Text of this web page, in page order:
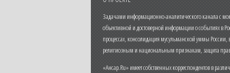
Задачами информационно-аналитического канала с
объективной и достоверной информации о событиях в
процессах, консолидация мусульманской уммы
религиозным и национальным признакам, защита
«Ансар.Ru» имеет собственных корреспондентов в